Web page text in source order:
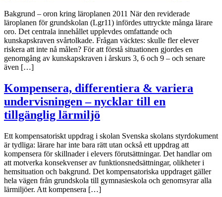
Bakgrund – oron kring läroplanen 2011 När den reviderade
läroplanen för grundskolan (Lgr11) infördes uttryckte många lärare
oro. Det centrala innehållet upplevdes omfattande och
kunskapskraven svårtolkade. Frågan väcktes: skulle fler elever
riskera att inte nå målen? För att förstå situationen gjordes en
genomgång av kunskapskraven i årskurs 3, 6 och 9 – och senare
även […]
Kompensera, differentiera & variera
undervisningen – nycklar till en
tillgänglig lärmiljö
Ett kompensatoriskt uppdrag i skolan Svenska skolans styrdokument
är tydliga: lärare har inte bara rätt utan också ett uppdrag att
kompensera för skillnader i elevers förutsättningar. Det handlar om
att motverka konsekvenser av funktionsnedsättningar, olikheter i
hemsituation och bakgrund. Det kompensatoriska uppdraget gäller
hela vägen från grundskola till gymnasieskola och genomsyrar alla
lärmiljöer. Att kompensera […]